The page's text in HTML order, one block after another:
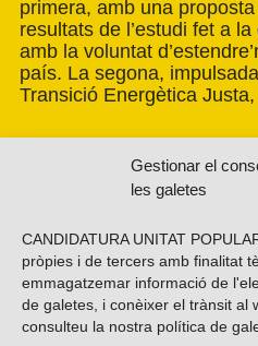
Gestionar el
les galetes
CANDIDATURA UNITAT
pròpies i de tercers amb finalitat
emmagatzemar informació de
de galetes, i conèixer el trànsit al
consulteu la nostra política de
primera, amb una
resultats de l’estudi fet a
amb la voluntat
país. La segona,
Transició Energètica